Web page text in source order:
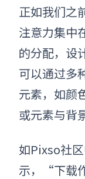
正如我们之
注意力集中
的分配，设
可以通过多
元素，如颜
或元素与背
如Pixso社
示，“下载